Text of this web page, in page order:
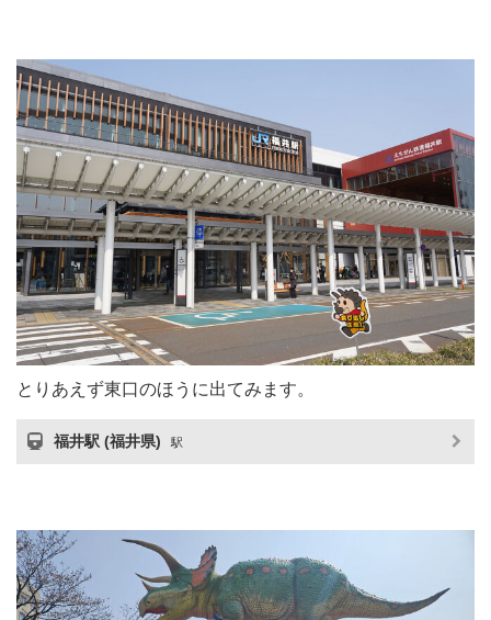
とりあえず東口のほうに出てみます。
福井駅 (福井県) 駅